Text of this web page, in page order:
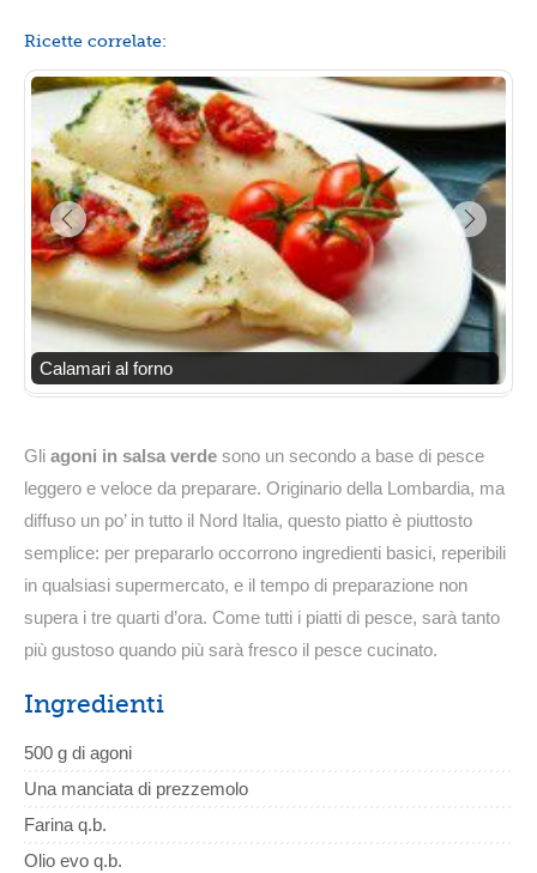
Ricette correlate:
Calamari al forno
Gli agoni in salsa verde sono un secondo a base di pesce
leggero e veloce da preparare. Originario della Lombardia, ma
diffuso un po’ in tutto il Nord Italia, questo piatto è piuttosto
semplice: per prepararlo occorrono ingredienti basici, reperibili
in qualsiasi supermercato, e il tempo di preparazione non
supera i tre quarti d’ora. Come tutti i piatti di pesce, sarà tanto
più gustoso quando più sarà fresco il pesce cucinato.
Ingredienti
500 g di agoni
Una manciata di prezzemolo
Farina q.b.
Olio evo q.b.